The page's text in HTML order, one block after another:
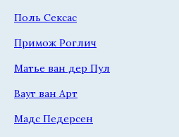
Поль Сексас
Примож Роглич
Матье ван дер Пул
Ваут ван Арт
Мадс Педерсен